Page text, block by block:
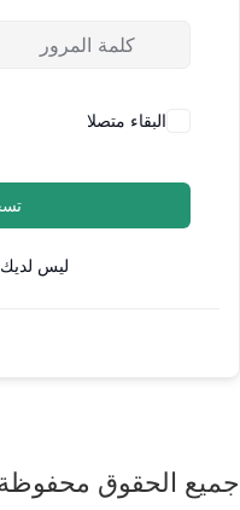
البقاء متصلا
ليس
جميع الحقوق